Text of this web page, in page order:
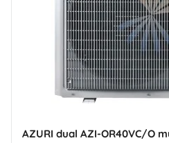
AZURI dual AZI-OR40VC/O